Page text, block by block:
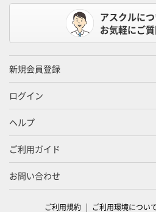
アスクルに
お気軽にご質
新規会員登録
ログイン
ヘルプ
ご利用ガイド
お問い合わせ
ご利用規約 ご利用環境につい